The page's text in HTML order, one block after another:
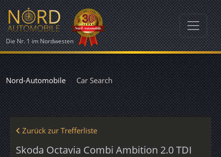
Die Nr. 1 im Nordwesten
Nord-Automobile Car Search
Zurück zur Trefferliste
Skoda Octavia Combi Ambition 2.0 TDI